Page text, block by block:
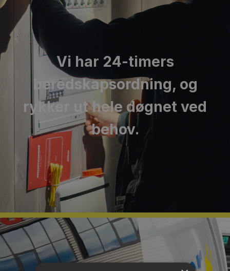
Vi har 24-timers
beredskapsordning, og
rykker ut hele døgnet ved
behov.